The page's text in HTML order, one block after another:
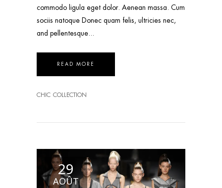
commodo ligula eget dolor. Aenean massa. Cum
sociis natoque Donec quam felis, ultricies nec,
and pellentesque
READ MORE
CHIC COLLECTION
29
AOÛT